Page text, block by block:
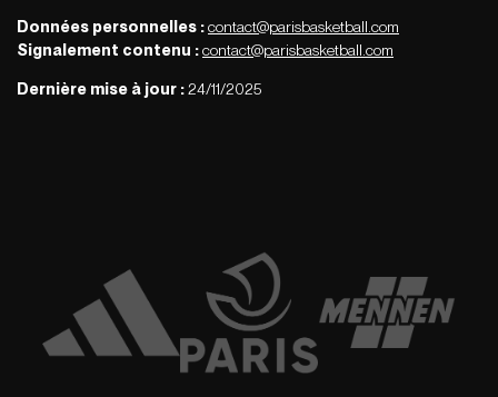
Données personnelles :contact@parisbasketball.com
Signalement contenu :contact@parisbasketball.com
Dernière mise à jour :24/11/2025